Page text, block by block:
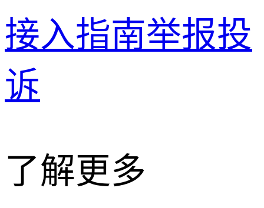
接入指南举报投
诉
了解更多